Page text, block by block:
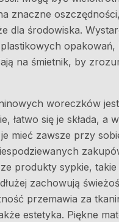
znaczne
dla środowiska.
opakowań,
na śmietnik, by
woreczków
łatwo się je składa, a
mieć zawsze przy
produkty sypkie, takie
zachowują
przemawia za
estetyka. Piękne